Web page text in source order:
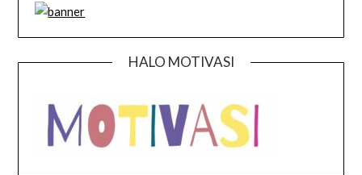
HALO MOTIVASI